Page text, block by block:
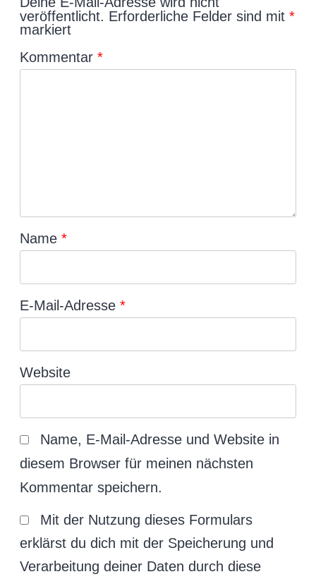
veröffentlicht. Erforderliche Felder sind mit *
markiert
Kommentar *
Name *
E-Mail-Adresse *
Website
Name, E-Mail-Adresse und Website in
diesem Browser für meinen nächsten
Kommentar speichern.
Mit der Nutzung dieses Formulars
erklärst du dich mit der Speicherung und
Verarbeitung deiner Daten durch diese